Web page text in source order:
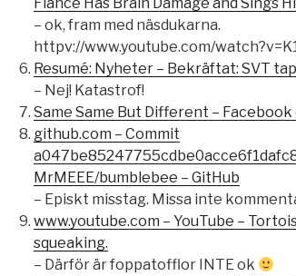
– ok, fram med näsdukarna.
httpv://www.youtube.com/
Resumé: Nyheter – Bekräftat: SVT
– Nej! Katastrof!
Same Same But Different –
github.com – Commit
MrMEEE/bumblebee – GitHub
– Episkt misstag. Missa inte
www.youtube.com – YouTube –
squeaking.
– Därför är foppatofflor INTE ok